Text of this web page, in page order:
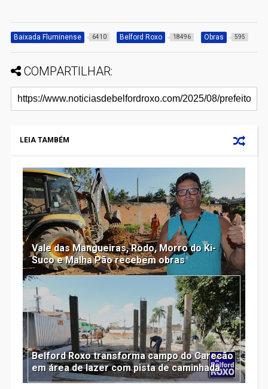
Baixada Fluminense 6410 Belford Roxo 18496 Obras 595
COMPARTILHAR:
LEIA TAMBÉM
Vale das Mangueiras, Rodo, Morro do Ki-
Suco e Malha Pão recebem obras
Belford Roxo transforma campo do Carecão
em área de lazer com pista de caminhada